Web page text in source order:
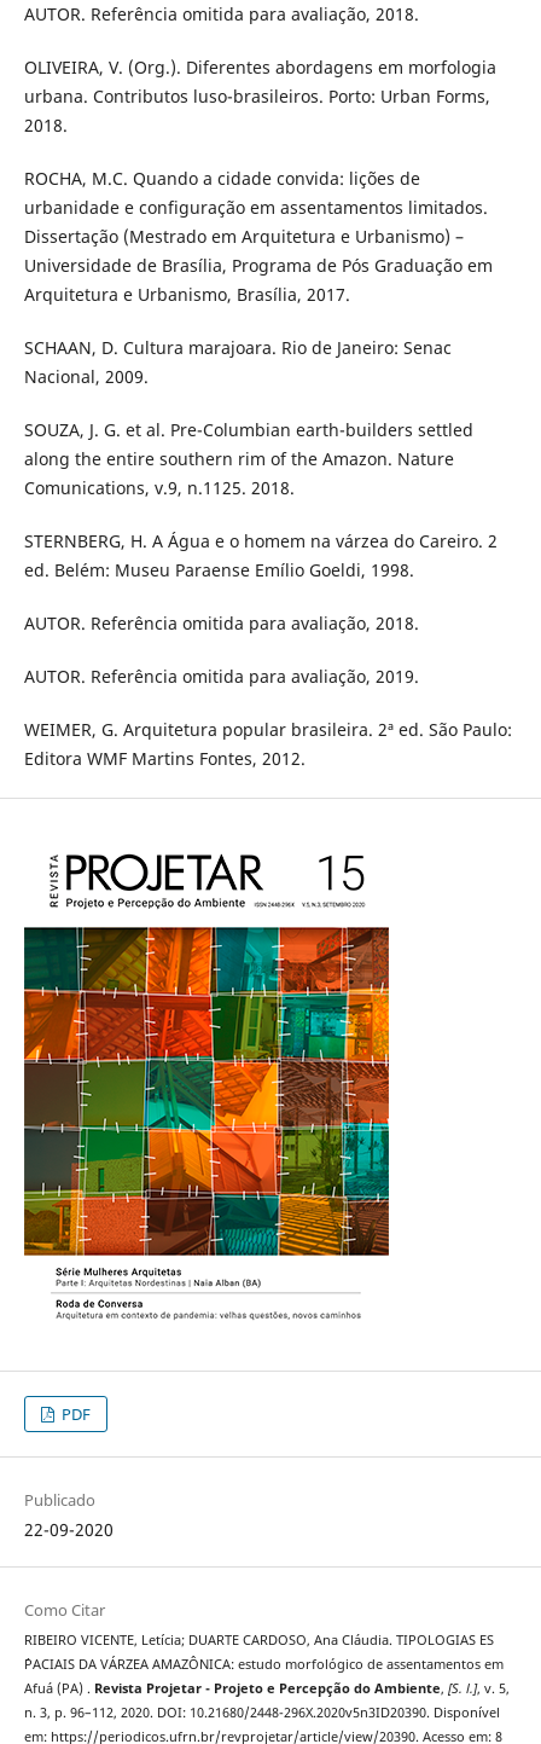
AUTOR. Referência omitida para avaliação, 2018.
OLIVEIRA, V. (Org.). Diferentes abordagens em morfologia
urbana. Contributos luso-brasileiros. Porto: Urban Forms,
2018.
ROCHA, M.C. Quando a cidade convida: lições de
urbanidade e configuração em assentamentos limitados.
Dissertação (Mestrado em Arquitetura e Urbanismo) –
Universidade de Brasília, Programa de Pós Graduação em
Arquitetura e Urbanismo, Brasília, 2017.
SCHAAN, D. Cultura marajoara. Rio de Janeiro: Senac
Nacional, 2009.
SOUZA, J. G. et al. Pre-Columbian earth-builders settled
along the entire southern rim of the Amazon. Nature
Comunications, v.9, n.1125. 2018.
STERNBERG, H. A Água e o homem na várzea do Careiro. 2
ed. Belém: Museu Paraense Emílio Goeldi, 1998.
AUTOR. Referência omitida para avaliação, 2018.
AUTOR. Referência omitida para avaliação, 2019.
WEIMER, G. Arquitetura popular brasileira. 2ª ed. São Paulo:
Editora WMF Martins Fontes, 2012.
PDF
Publicado
22-09-2020
Como Citar
RIBEIRO VICENTE, Letícia; DUARTE CARDOSO, Ana Cláudia. TIPOLOGIAS ES
´PACIAIS DA VÁRZEA AMAZÔNICA: estudo morfológico de assentamentos em
Afuá (PA) . Revista Projetar - Projeto e Percepção do Ambiente, [S. l.], v. 5,
n. 3, p. 96–112, 2020. DOI: 10.21680/2448-296X.2020v5n3ID20390. Disponível
em: https://periodicos.ufrn.br/revprojetar/article/view/20390. Acesso em: 8